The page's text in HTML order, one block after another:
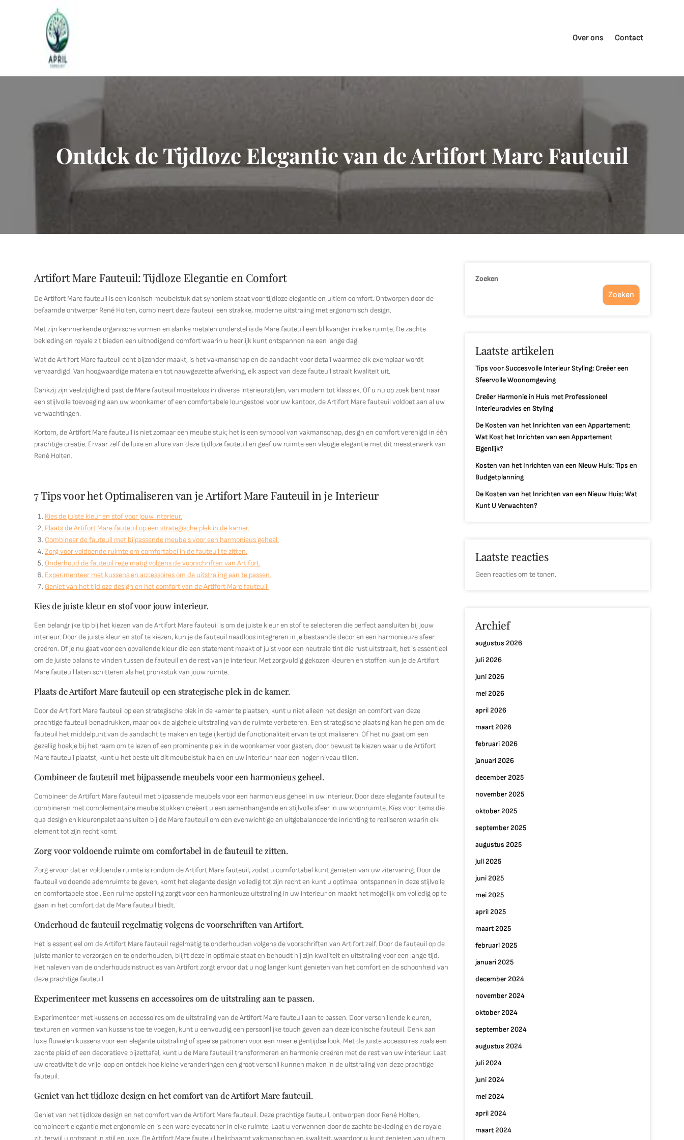
Over ons Contact
Ontdek de Tijdloze Elegantie van de Artifort Mare Fauteuil
Artifort Mare Fauteuil: Tijdloze Elegantie en Comfort
De Artifort Mare fauteuil is een iconisch meubelstuk dat synoniem staat voor tijdloze elegantie en ultiem comfort. Ontworpen door de
befaamde ontwerper René Holten, combineert deze fauteuil een strakke, moderne uitstraling met ergonomisch design.
Met zijn kenmerkende organische vormen en slanke metalen onderstel is de Mare fauteuil een blikvanger in elke ruimte. De zachte
bekleding en royale zit bieden een uitnodigend comfort waarin u heerlijk kunt ontspannen na een lange dag.
Wat de Artifort Mare fauteuil echt bijzonder maakt, is het vakmanschap en de aandacht voor detail waarmee elk exemplaar wordt
vervaardigd. Van hoogwaardige materialen tot nauwgezette afwerking, elk aspect van deze fauteuil straalt kwaliteit uit.
Dankzij zijn veelzijdigheid past de Mare fauteuil moeiteloos in diverse interieurstijlen, van modern tot klassiek. Of u nu op zoek bent naar
een stijlvolle toevoeging aan uw woonkamer of een comfortabele loungestoel voor uw kantoor, de Artifort Mare fauteuil voldoet aan al uw
verwachtingen.
Kortom, de Artifort Mare fauteuil is niet zomaar een meubelstuk; het is een symbool van vakmanschap, design en comfort verenigd in één
prachtige creatie. Ervaar zelf de luxe en allure van deze tijdloze fauteuil en geef uw ruimte een vleugje elegantie met dit meesterwerk van
René Holten.
7 Tips voor het Optimaliseren van je Artifort Mare Fauteuil in je Interieur
Kies de juiste kleur en stof voor jouw interieur.
Plaats de Artifort Mare fauteuil op een strategische plek in de kamer.
Combineer de fauteuil met bijpassende meubels voor een harmonieus geheel.
Zorg voor voldoende ruimte om comfortabel in de fauteuil te zitten.
Onderhoud de fauteuil regelmatig volgens de voorschriften van Artifort.
Experimenteer met kussens en accessoires om de uitstraling aan te passen.
Geniet van het tijdloze design en het comfort van de Artifort Mare fauteuil.
Kies de juiste kleur en stof voor jouw interieur.
Een belangrijke tip bij het kiezen van de Artifort Mare fauteuil is om de juiste kleur en stof te selecteren die perfect aansluiten bij jouw
interieur. Door de juiste kleur en stof te kiezen, kun je de fauteuil naadloos integreren in je bestaande decor en een harmonieuze sfeer
creëren. Of je nu gaat voor een opvallende kleur die een statement maakt of juist voor een neutrale tint die rust uitstraalt, het is essentieel
om de juiste balans te vinden tussen de fauteuil en de rest van je interieur. Met zorgvuldig gekozen kleuren en stoffen kun je de Artifort
Mare fauteuil laten schitteren als het pronkstuk van jouw ruimte.
Plaats de Artifort Mare fauteuil op een strategische plek in de kamer.
Door de Artifort Mare fauteuil op een strategische plek in de kamer te plaatsen, kunt u niet alleen het design en comfort van deze
prachtige fauteuil benadrukken, maar ook de algehele uitstraling van de ruimte verbeteren. Een strategische plaatsing kan helpen om de
fauteuil het middelpunt van de aandacht te maken en tegelijkertijd de functionaliteit ervan te optimaliseren. Of het nu gaat om een
gezellig hoekje bij het raam om te lezen of een prominente plek in de woonkamer voor gasten, door bewust te kiezen waar u de Artifort
Mare fauteuil plaatst, kunt u het beste uit dit meubelstuk halen en uw interieur naar een hoger niveau tillen.
Combineer de fauteuil met bijpassende meubels voor een harmonieus geheel.
Combineer de Artifort Mare fauteuil met bijpassende meubels voor een harmonieus geheel in uw interieur. Door deze elegante fauteuil te
combineren met complementaire meubelstukken creëert u een samenhangende en stijlvolle sfeer in uw woonruimte. Kies voor items die
qua design en kleurenpalet aansluiten bij de Mare fauteuil om een evenwichtige en uitgebalanceerde inrichting te realiseren waarin elk
element tot zijn recht komt.
Zorg voor voldoende ruimte om comfortabel in de fauteuil te zitten.
Zorg ervoor dat er voldoende ruimte is rondom de Artifort Mare fauteuil, zodat u comfortabel kunt genieten van uw zitervaring. Door de
fauteuil voldoende ademruimte te geven, komt het elegante design volledig tot zijn recht en kunt u optimaal ontspannen in deze stijlvolle
en comfortabele stoel. Een ruime opstelling zorgt voor een harmonieuze uitstraling in uw interieur en maakt het mogelijk om volledig op te
gaan in het comfort dat de Mare fauteuil biedt.
Onderhoud de fauteuil regelmatig volgens de voorschriften van Artifort.
Het is essentieel om de Artifort Mare fauteuil regelmatig te onderhouden volgens de voorschriften van Artifort zelf. Door de fauteuil op de
juiste manier te verzorgen en te onderhouden, blijft deze in optimale staat en behoudt hij zijn kwaliteit en uitstraling voor een lange tijd.
Het naleven van de onderhoudsinstructies van Artifort zorgt ervoor dat u nog langer kunt genieten van het comfort en de schoonheid van
deze prachtige fauteuil.
Experimenteer met kussens en accessoires om de uitstraling aan te passen.
Experimenteer met kussens en accessoires om de uitstraling van de Artifort Mare fauteuil aan te passen. Door verschillende kleuren,
texturen en vormen van kussens toe te voegen, kunt u eenvoudig een persoonlijke touch geven aan deze iconische fauteuil. Denk aan
luxe fluwelen kussens voor een elegante uitstraling of speelse patronen voor een meer eigentijdse look. Met de juiste accessoires zoals een
zachte plaid of een decoratieve bijzettafel, kunt u de Mare fauteuil transformeren en harmonie creëren met de rest van uw interieur. Laat
uw creativiteit de vrije loop en ontdek hoe kleine veranderingen een groot verschil kunnen maken in de uitstraling van deze prachtige
fauteuil.
Geniet van het tijdloze design en het comfort van de Artifort Mare fauteuil.
Geniet van het tijdloze design en het comfort van de Artifort Mare fauteuil. Deze prachtige fauteuil, ontworpen door René Holten,
combineert elegantie met ergonomie en is een ware eyecatcher in elke ruimte. Laat u verwennen door de zachte bekleding en de royale
zit, terwijl u ontspant in stijl en luxe. De Artifort Mare fauteuil belichaamt vakmanschap en kwaliteit, waardoor u kunt genieten van ultiem
Zoeken
Zoeken
Laatste artikelen
Tips voor Succesvolle Interieur Styling: Creëer een
Sfeervolle Woonomgeving
Creëer Harmonie in Huis met Professioneel
Interieuradvies en Styling
De Kosten van het Inrichten van een Appartement:
Wat Kost het Inrichten van een Appartement
Eigenlijk?
Kosten van het Inrichten van een Nieuw Huis: Tips en
Budgetplanning
De Kosten van het Inrichten van een Nieuw Huis: Wat
Kunt U Verwachten?
Laatste reacties
Geen reacties om te tonen.
Archief
augustus 2026
juli 2026
juni 2026
mei 2026
april 2026
maart 2026
februari 2026
januari 2026
december 2025
november 2025
oktober 2025
september 2025
augustus 2025
juli 2025
juni 2025
mei 2025
april 2025
maart 2025
februari 2025
januari 2025
december 2024
november 2024
oktober 2024
september 2024
augustus 2024
juli 2024
juni 2024
mei 2024
april 2024
maart 2024